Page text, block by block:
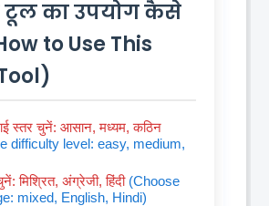
टूल का उपयोग कैसे
to Use This
स्तर चुनें: आसान, मध्यम, कठिन
difficulty level: easy, medium,
मिश्रित, अंग्रेजी, हिंदी (Choose
mixed, English, Hindi)